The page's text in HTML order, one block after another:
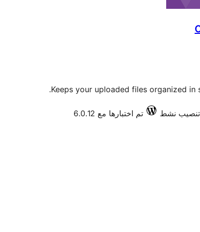
Keeps your uploaded files organized in
تم اختبارها مع 6.0.12